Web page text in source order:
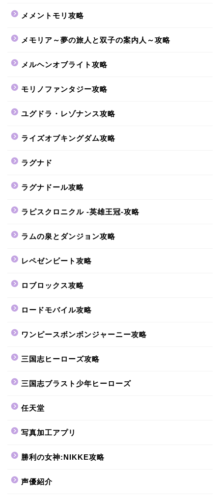
メメントモリ攻略
メモリア～夢の旅人と双子の案内人～攻略
メルヘンオブライト攻略
モリノファンタジー攻略
ユグドラ・レゾナンス攻略
ライズオブキングダム攻略
ラグナド
ラグナドール攻略
ラピスクロニクル -英雄王冠-攻略
ラムの泉とダンジョン攻略
レペゼンビート攻略
ロブロックス攻略
ロードモバイル攻略
ワンピースボンボンジャーニー攻略
三国志ヒーローズ攻略
三国志ブラスト少年ヒーローズ
任天堂
写真加工アプリ
勝利の女神:NIKKE攻略
声優紹介